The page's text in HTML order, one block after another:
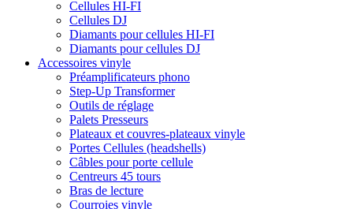
Cellules HI-FI
Cellules DJ
Diamants pour cellules HI-FI
Diamants pour cellules DJ
Accessoires vinyle
Préamplificateurs phono
Step-Up Transformer
Outils de réglage
Palets Presseurs
Plateaux et couvres-plateaux vinyle
Portes Cellules (headshells)
Câbles pour porte cellule
Centreurs 45 tours
Bras de lecture
Courroies vinyle